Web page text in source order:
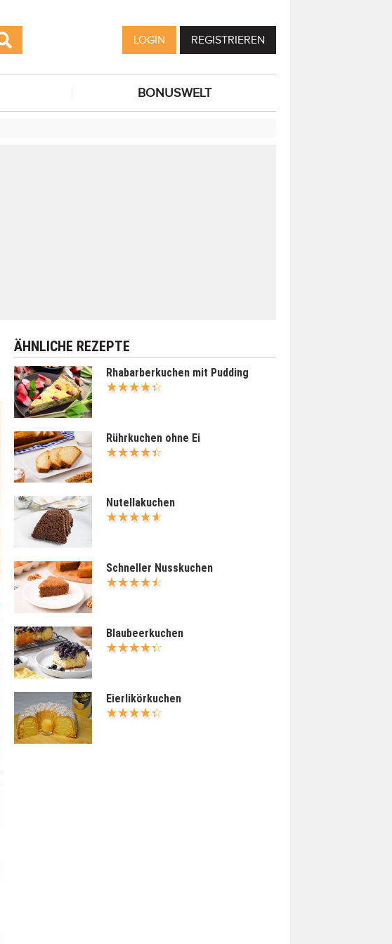
LOGIN REGISTRIEREN
BONUSWELT
ÄHNLICHE REZEPTE
Rhabarberkuchen mit Pudding
Rührkuchen ohne Ei
Nutellakuchen
Schneller Nusskuchen
Blaubeerkuchen
Eierlikörkuchen